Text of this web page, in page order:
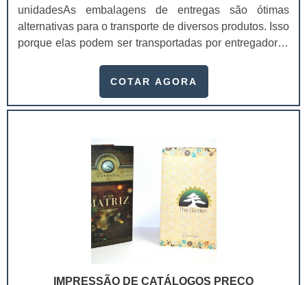
unidadesAs embalagens de entregas são ótimas
alternativas para o transporte de diversos produtos. Isso
porque elas podem ser transportadas por entregadores
rápida. Existem diversas peças personalizados, que
para lanches delivery pode mudar.Essas embalagens
alimentício, farmacêutico e cosmético. Com a aquisição
das caixas box, o seu produto terá mais valor, pois ele
comprará algo que vai garantir alta qualidade e
confiança.Benefícios das caixas boxUma das grandes
vantagens na compra de caixas personalizadas é a sua
função de “divulgador ambulante”, pois ela possibilita
mostrar o seu telefone, site e outros contatos da sua
produzidas de acordo com as recomendações do
COTAR AGORA
IMPRESSÃO DE CATÁLOGOS PREÇO